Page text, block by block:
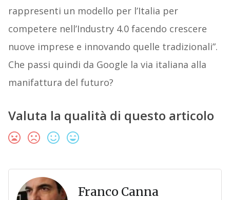
rappresenti un modello per l’Italia per
competere nell’Industry 4.0 facendo crescere
nuove imprese e innovando quelle tradizionali”.
Che passi quindi da Google la via italiana alla
manifattura del futuro?
Valuta la qualità di questo articolo
Franco Canna